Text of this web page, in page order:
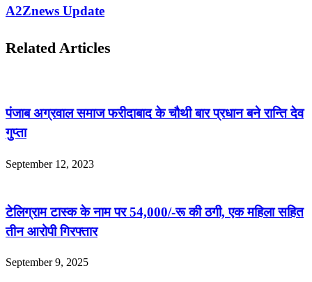
A2Znews Update
Related Articles
पंजाब अग्रवाल समाज फरीदाबाद के चौथी बार प्रधान बने रान्ति देव
गुप्ता
September 12, 2023
टेलिग्राम टास्क के नाम पर 54,000/-रू की ठगी, एक महिला सहित
तीन आरोपी गिरफ्तार
September 9, 2025